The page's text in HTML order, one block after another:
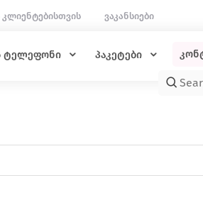
კლიენტებისთვის ვაკანსიები
ტელეფონი პაკეტები